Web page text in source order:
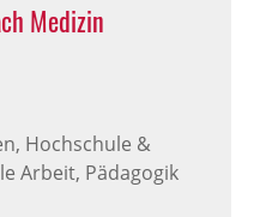
Medizin
Hochschule &
Arbeit, Pädagogik